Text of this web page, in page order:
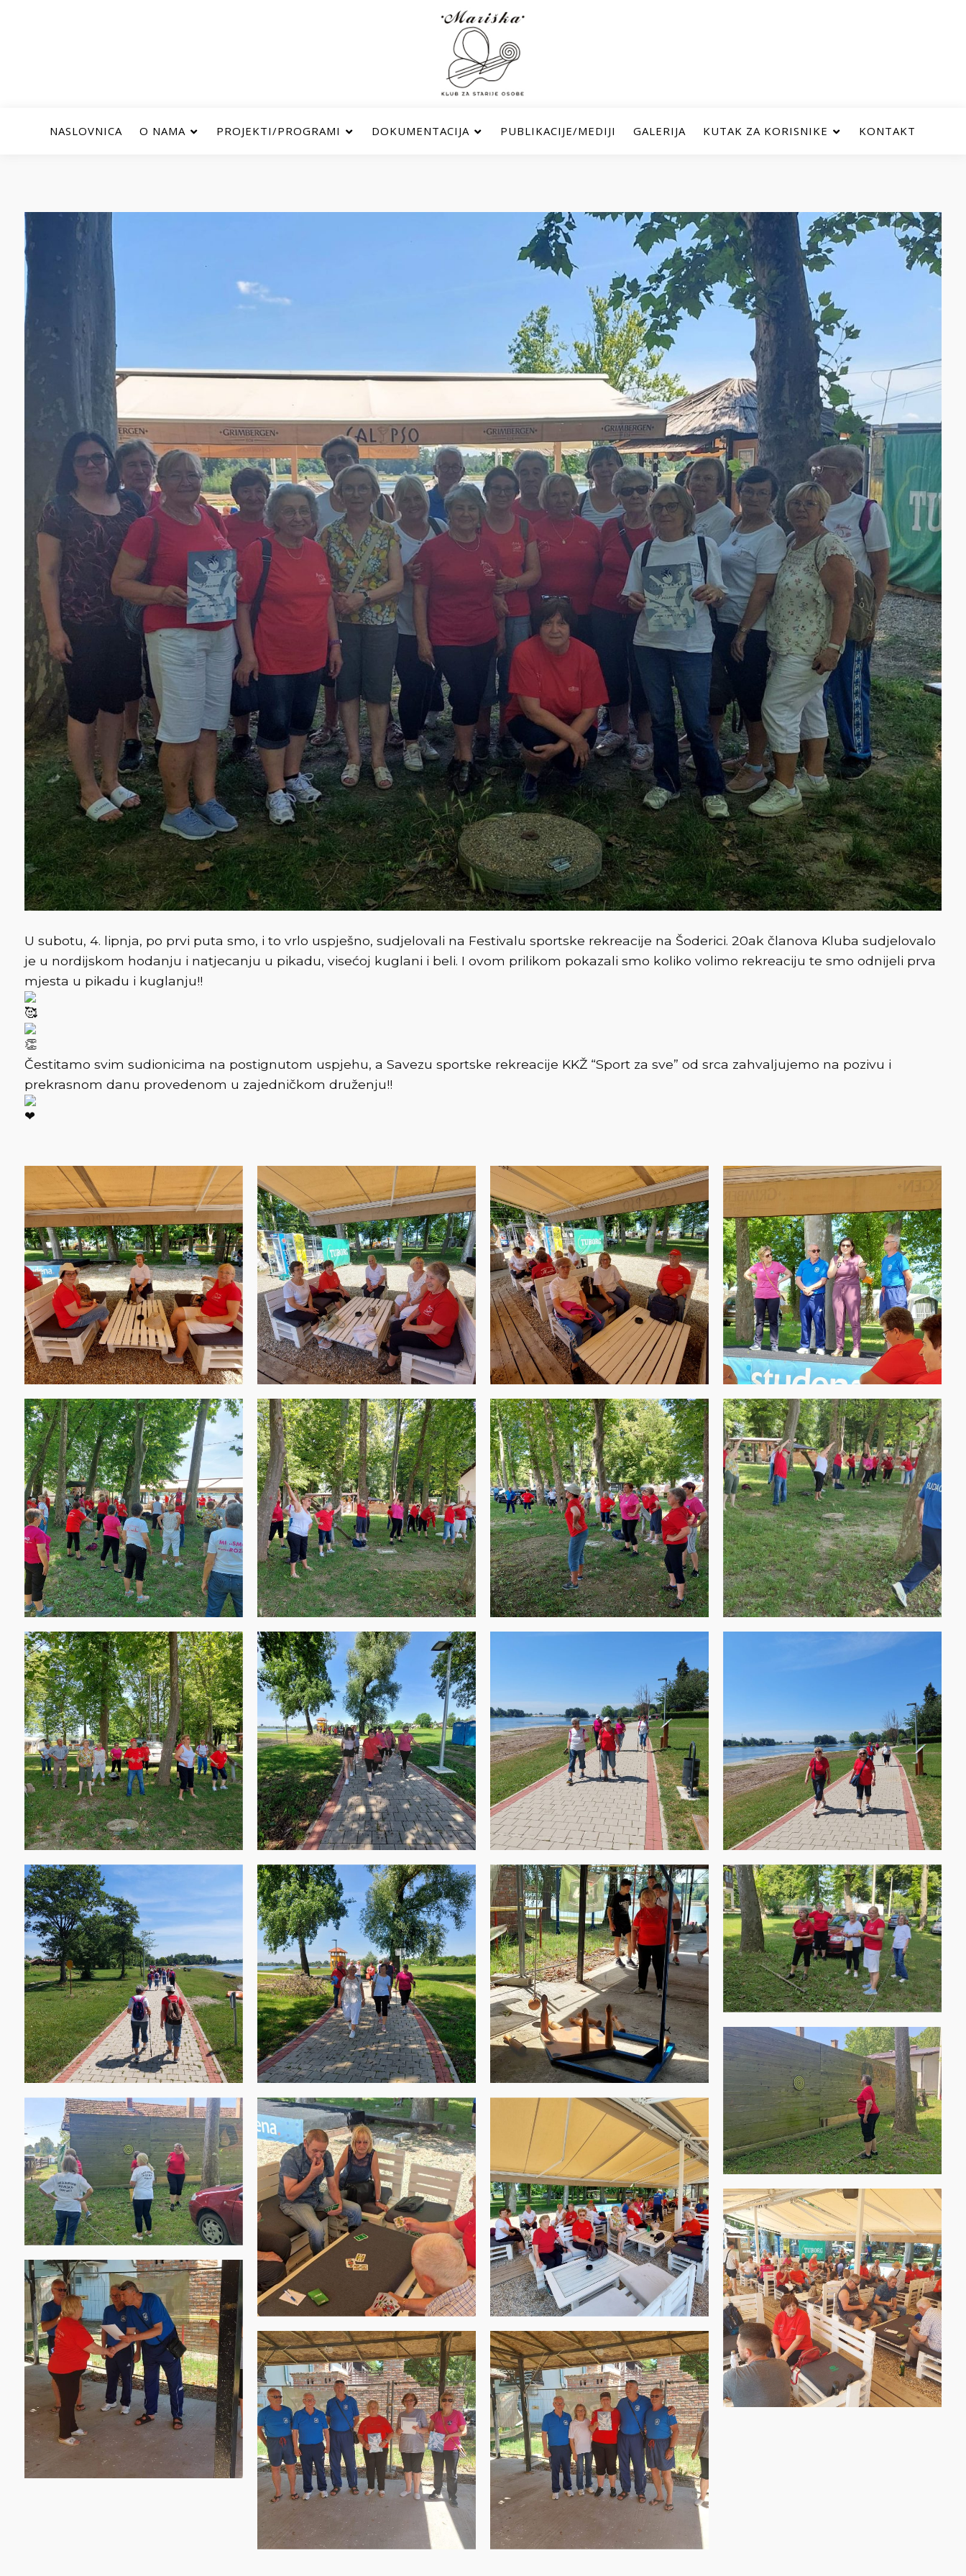
NASLOVNICA O NAMA PROJEKTI/PROGRAMI DOKUMENTACIJA PUBLIKACIJE/MEDIJI GALERIJA KUTAK ZA KORISNIKE KONTAKT
U subotu, 4. lipnja, po prvi puta smo, i to vrlo uspješno, sudjelovali na Festivalu sportske rekreacije na Šoderici. 20ak članova Kluba sudjelovalo
je u nordijskom hodanju i natjecanju u pikadu, visećoj kuglani i beli. I ovom prilikom pokazali smo koliko volimo rekreaciju te smo odnijeli prva
mjesta u pikadu i kuglanju!!
Čestitamo svim sudionicima na postignutom uspjehu, a Savezu sportske rekreacije KKŽ “Sport za sve” od srca zahvaljujemo na pozivu i
prekrasnom danu provedenom u zajedničkom druženju!!